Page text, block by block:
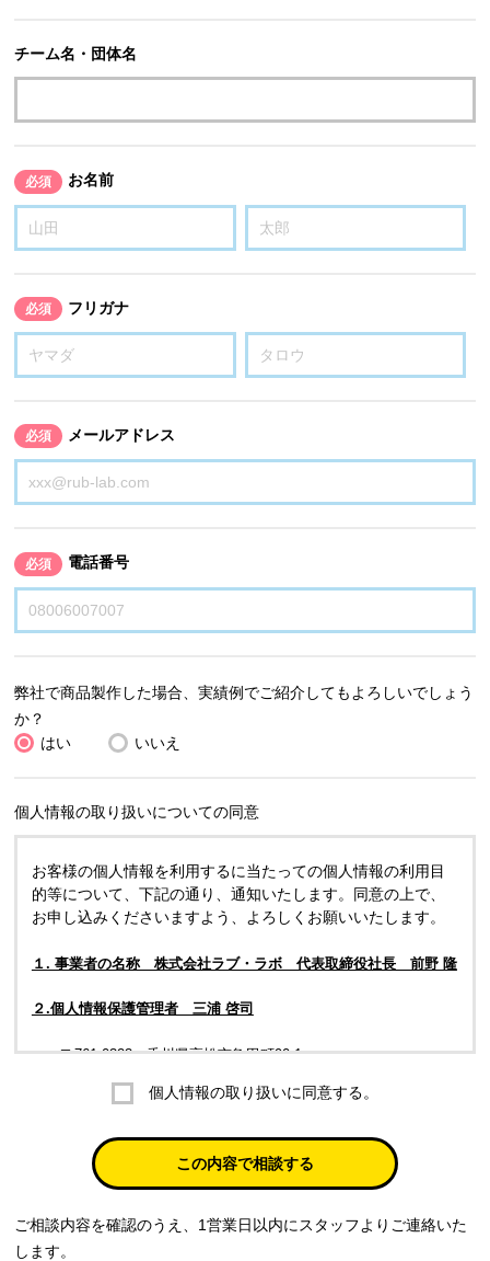
チーム名・団体名
必須 お名前
必須 フリガナ
必須 メールアドレス
必須 電話番号
弊社で商品製作した場合、実績例でご紹介してもよろしいでしょう
か？
はい
いいえ
個人情報の取り扱いについての同意
お客様の個人情報を利用するに当たっての個人情報の利用目
的等について、下記の通り、通知いたします。同意の上で、
お申し込みくださいますよう、よろしくお願いいたします。
１. 事業者の名称 株式会社ラブ・ラボ 代表取締役社長 前野 隆
２.個人情報保護管理者 三浦 啓司
〒761-0323 香川県高松市亀田町90-1
株式会社ラブ・ラボ
電話：087-847-2000
電子メール：info@rub-lab.com
３. 個人情報（保有個人データを含む）の利用目的
個人情報の取り扱いに同意する。
この内容で相談する
ご相談内容を確認のうえ、1営業日以内にスタッフよりご連絡いた
します。